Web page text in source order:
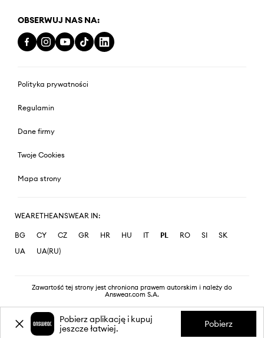
OBSERWUJ NAS NA:
Polityka prywatności
Regulamin
Dane firmy
Twoje Cookies
Mapa strony
WEARETHEANSWEAR IN:
BG CY CZ GR HR HU IT PL RO SI
SK
UA
UA(RU)
Zawartość tej strony jest chroniona prawem autorskim i należy do
Answear.com S.A.
Pobierz aplikację i kupuj
jeszcze łatwiej.
Pobierz